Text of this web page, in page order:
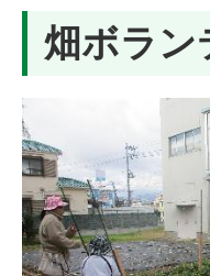
畑ボラン